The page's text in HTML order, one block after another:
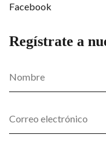
Facebook
Regístrate a